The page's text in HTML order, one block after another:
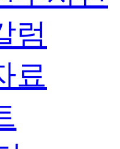
럼
료